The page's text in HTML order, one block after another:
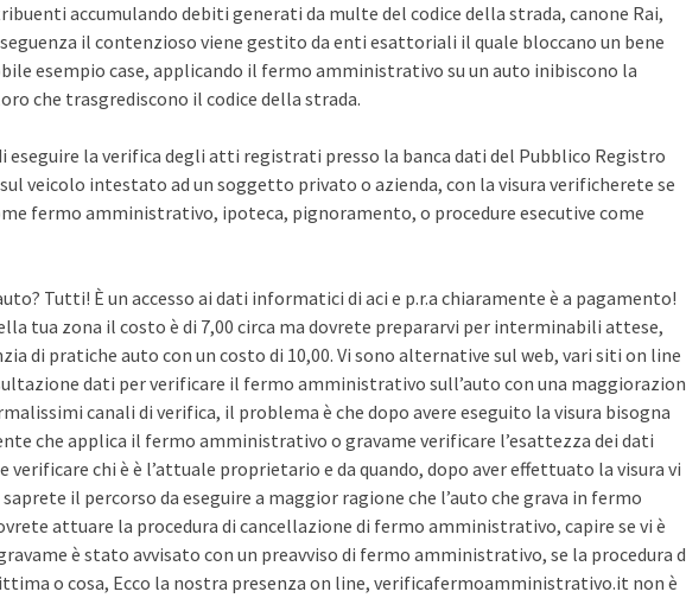
accumulando debiti generati da multe del codice della strada, canone Rai,
il contenzioso viene gestito da enti esattoriali il quale bloccano un bene
esempio case, applicando il fermo amministrativo su un auto inibiscono la
che trasgrediscono il codice della strada.
eseguire la verifica degli atti registrati presso la banca dati del Pubblico Registro
veicolo intestato ad un soggetto privato o azienda, con la visura verificherete se
fermo amministrativo, ipoteca, pignoramento, o procedure esecutive come
Tutti! È un accesso ai dati informatici di aci e p.r.a chiaramente è a pagamento!
tua zona il costo è di 7,00 circa ma dovrete prepararvi per interminabili attese,
di pratiche auto con un costo di 10,00. Vi sono alternative sul web, vari siti on line
dati per verificare il fermo amministrativo sull’auto con una
canali di verifica, il problema è che dopo avere eseguito la visura bisogna
che applica il fermo amministrativo o gravame verificare l’esattezza dei dati
chi è è l’attuale proprietario e da quando, dopo aver effettuato la visura vi
il percorso da eseguire a maggior ragione che l’auto che grava in fermo
attuare la procedura di cancellazione di fermo amministrativo, capire se vi è
è stato avvisato con un preavviso di fermo amministrativo, se la procedura
o cosa, Ecco la nostra presenza on line, verificafermoamministrativo.it non è